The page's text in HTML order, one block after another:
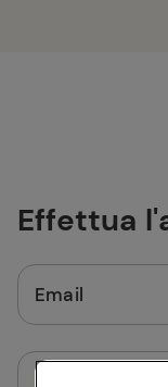
Effettua
Email